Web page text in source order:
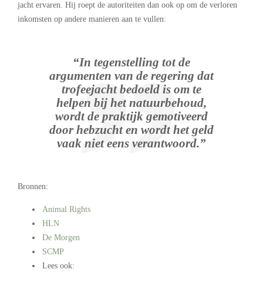
jacht ervaren. Hij roept de autoriteiten dan ook op om de verloren
inkomsten op andere manieren aan te vullen:
“In tegenstelling tot de
argumenten van de regering dat
trofeejacht bedoeld is om te
helpen bij het natuurbehoud,
wordt de praktijk gemotiveerd
door hebzucht en wordt het geld
vaak niet eens verantwoord.”
Bronnen:
Animal Rights
HLN
De Morgen
SCMP
Lees ook: